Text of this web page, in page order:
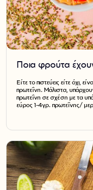
Ποια φρούτα
Είτε το πιστεύεις είτε όχι,
πρωτεΐνη. Μάλιστα,
πρωτεΐνη σε σχέση με τα
εύρος 1-4γρ. πρωτεΐνης/